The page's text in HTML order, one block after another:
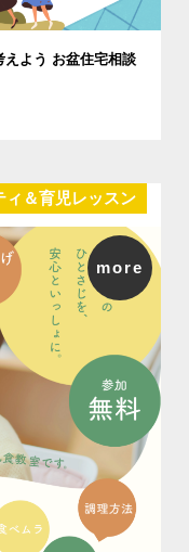
えよう お盆住宅相談
ィ＆育児レッスン
more